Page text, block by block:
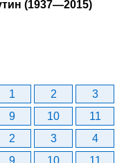
(1937—2015)
1 2
3
9 10
11
2 3
4